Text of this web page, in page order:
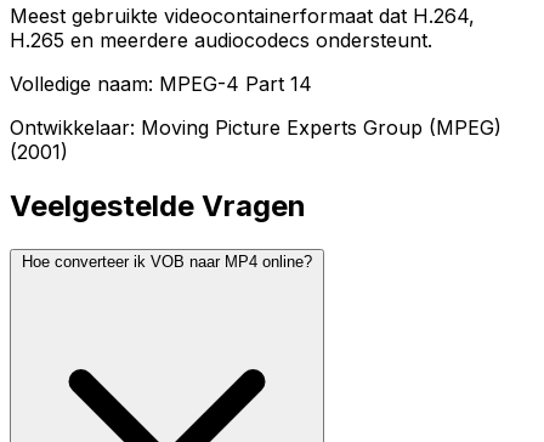
Meest gebruikte videocontainerformaat dat H.264,
H.265 en meerdere audiocodecs ondersteunt.
Volledige naam: MPEG-4 Part 14
Ontwikkelaar: Moving Picture Experts Group (MPEG)
(2001)
Veelgestelde Vragen
Hoe converteer ik VOB naar MP4 online?